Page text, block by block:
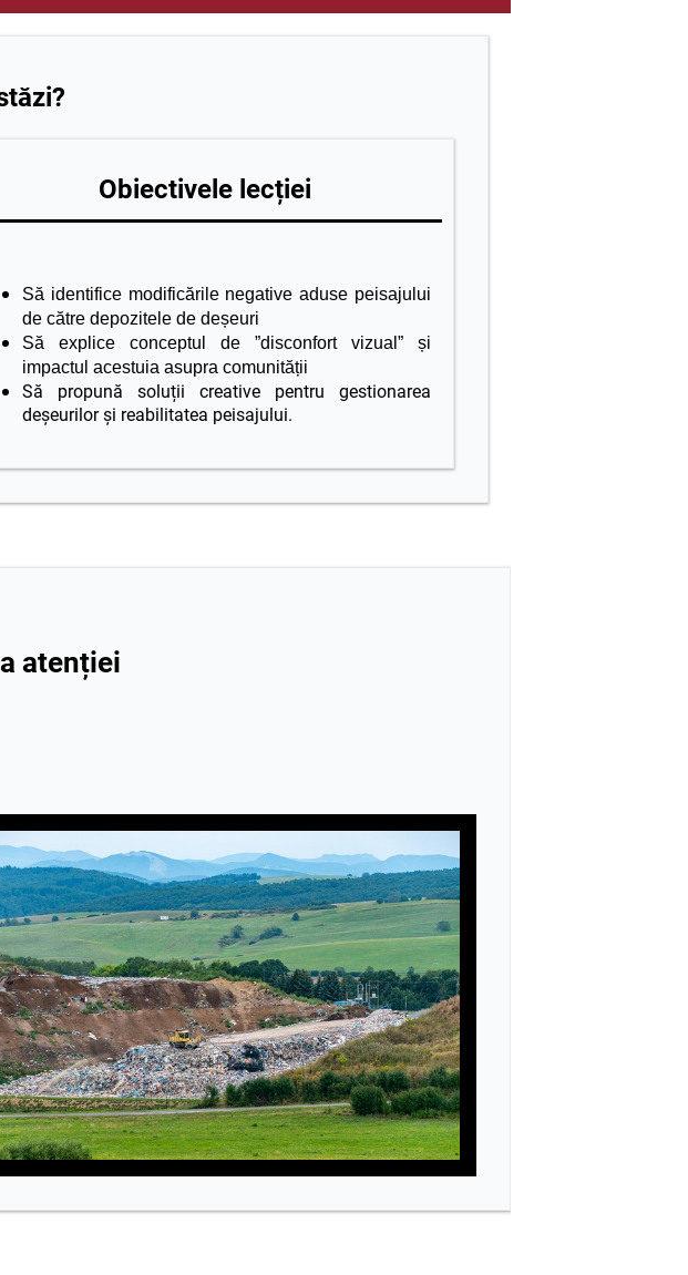
Obiectivele lecției
Să identifice modificările negative aduse peisajului
de către depozitele de deșeuri
Să explice conceptul de ”disconfort vizual” și
impactul acestuia asupra comunității
Să propună soluții creative pentru gestionarea
deșeurilor și reabilitatea peisajului.
atenției